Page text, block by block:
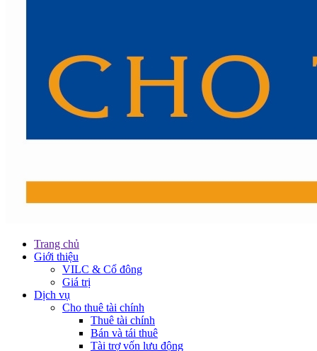
Trang chủ
Giới thiệu
VILC & Cổ đông
Giá trị
Dịch vụ
Cho thuê tài chính
Thuê tài chính
Bán và tái thuê
Tài trợ vốn lưu động